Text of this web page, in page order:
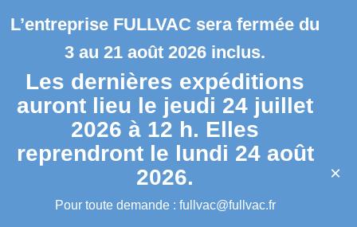
L’entreprise FULLVAC sera fermée du
3 au 21 août 2026 inclus.
Les dernières expéditions
auront lieu le jeudi 24 juillet
2026 à 12 h. Elles
reprendront le lundi 24 août
2026.
Pour toute demande : fullvac@fullvac.fr
×